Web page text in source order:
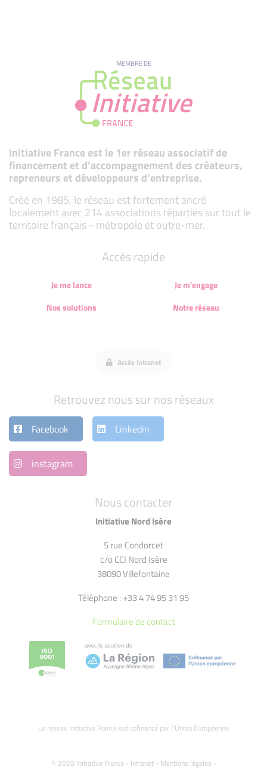
MEMBRE DE
Initiative France est le 1er réseau associatif de
financement et d’accompagnement des créateurs,
repreneurs et développeurs d’entreprise.
Créé en 1985, le réseau est fortement ancré
localement avec 214 associations réparties sur tout le
territoire français - métropole et outre-mer.
Nous contacter
Initiative Nord Isère
5 rue Condorcet
c/o CCI Nord Isère
38090 Villefontaine
Téléphone : +33 4 74 95 31 95
Formulaire de contact
Le réseau Initiative France est cofinancé par l’Union Européenne
© 2020 Initiative France - Intranet- Mentions légales -
Accès rapide
Je me lance
Je m'engage
Nos solutions
Notre réseau
Accès intranet
Retrouvez nous sur nos réseaux
Facebook Linkedin
instagram